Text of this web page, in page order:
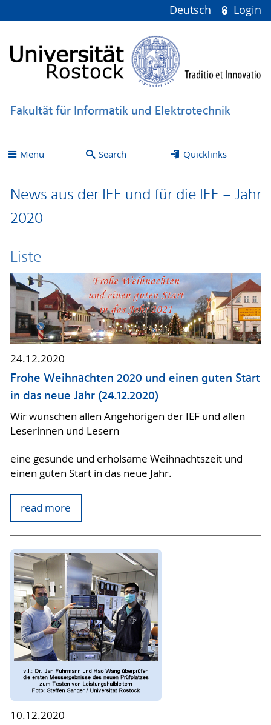
Deutsch Login
Fakultät für Informatik und Elektrotechnik
Menu Search Quicklinks
News aus der IEF und für die IEF – Jahr
2020
Liste
24.12.2020
Frohe Weihnachten 2020 und einen guten Start
in das neue Jahr (24.12.2020)
Wir wünschen allen Angehörigen der IEF und allen
Leserinnen und Lesern
eine gesunde und erholsame Weihnachtszeit und
einen guten Start in das neue Jahr.
read more
10.12.2020